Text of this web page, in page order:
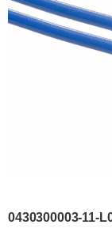
0430300003-11-